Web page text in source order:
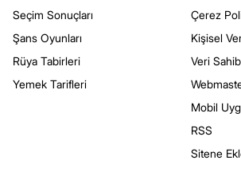
Seçim Sonuçları
Şans Oyunları
Rüya Tabirleri
Yemek Tarifleri
Çerez
Kişisel
Veri
Mobil
RSS
Sitene